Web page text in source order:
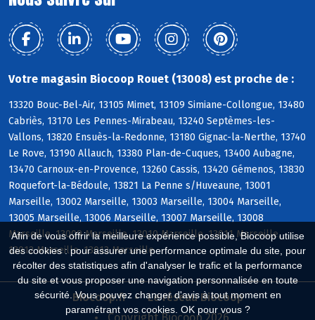
Afin de vous offrir la meilleure expérience possible, Biocoop utilise
des cookies : pour assurer une performance optimale du site, pour
récolter des statistiques afin d'analyser le trafic et la performance
du site et vous proposer une navigation personnalisée en toute
sécurité. Vous pouvez changer d'avis à tout moment en
paramétrant vos cookies. OK pour vous ?
Votre magasin Biocoop Rouet (13008) est proche de :
13320 Bouc-Bel-Air, 13105 Mimet, 13109 Simiane-Collongue, 13480
Cabriès, 13170 Les Pennes-Mirabeau, 13240 Septèmes-les-
Vallons, 13820 Ensuès-la-Redonne, 13180 Gignac-la-Nerthe, 13740
Le Rove, 13190 Allauch, 13380 Plan-de-Cuques, 13400 Aubagne,
13470 Carnoux-en-Provence, 13260 Cassis, 13420 Gémenos, 13830
Roquefort-la-Bédoule, 13821 La Penne s/Huveaune, 13001
Marseille, 13002 Marseille, 13003 Marseille, 13004 Marseille,
13005 Marseille, 13006 Marseille, 13007 Marseille, 13008
Marseille, 13009 Marseille, 13010 Marseille, 13011 Marseille,
13012 Marseille, 13013 Marseille
Biocoop.fr
Le réseau Biocoop